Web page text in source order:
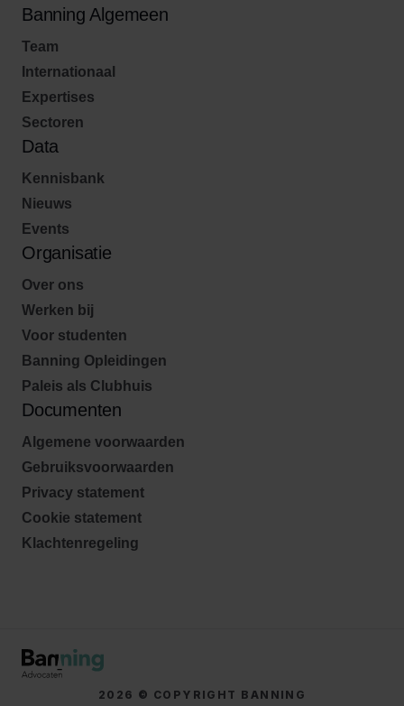
Banning Algemeen
Team
Internationaal
Expertises
Sectoren
Data
Kennisbank
Nieuws
Events
Organisatie
Over ons
Werken bij
Voor studenten
Banning Opleidingen
Paleis als Clubhuis
Documenten
Algemene voorwaarden
Gebruiksvoorwaarden
Privacy statement
Cookie statement
Klachtenregeling
2026 © COPYRIGHT BANNING